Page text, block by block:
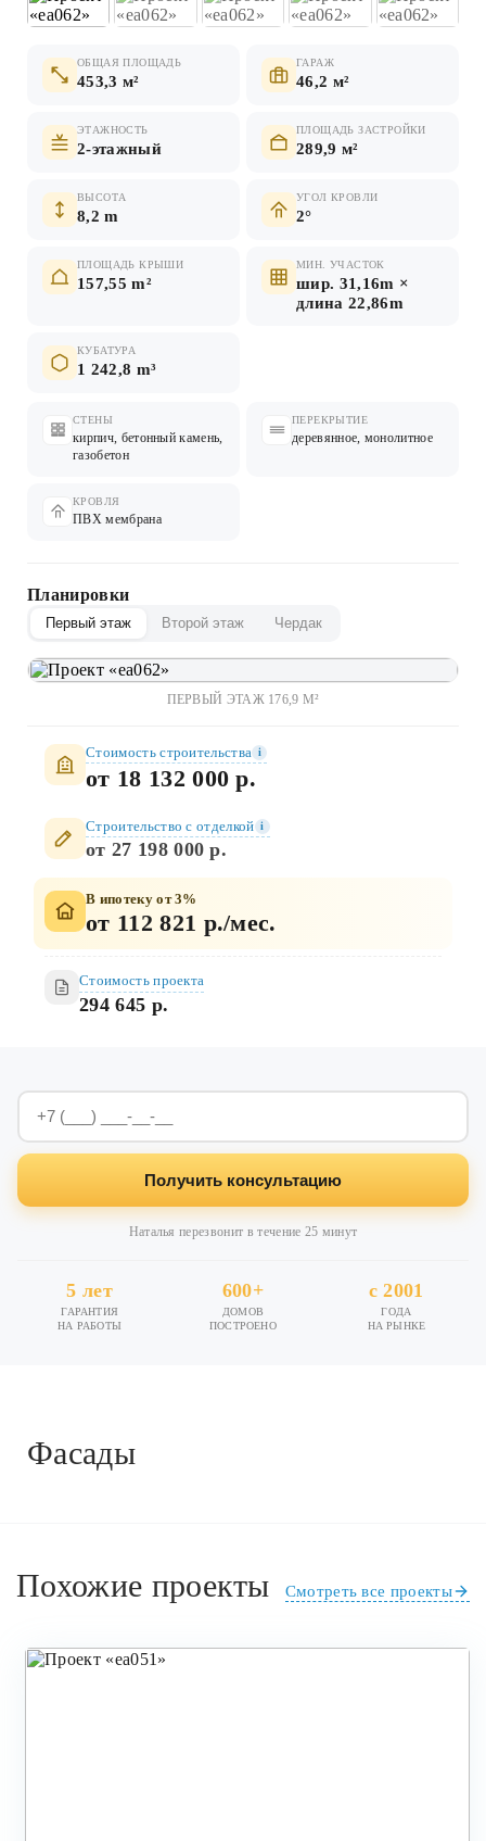
ОБЩАЯ ПЛОЩАДЬ
453,3 м²
ГАРАЖ
46,2 м²
ЭТАЖНОСТЬ
2-этажный
ПЛОЩАДЬ ЗАСТРОЙКИ
289,9 м²
ВЫСОТА
8,2 m
УГОЛ КРОВЛИ
2°
ПЛОЩАДЬ КРЫШИ
157,55 m²
МИН. УЧАСТОК
шир. 31,16m ×
длина 22,86m
КУБАТУРА
1 242,8 m³
СТЕНЫ
кирпич, бетонный камень,
газобетон
ПЕРЕКРЫТИЕ
деревянное, монолитное
КРОВЛЯ
ПВХ мембрана
Планировки
Первый этаж Второй этаж Чердак
ПЕРВЫЙ ЭТАЖ 176,9 М²
Стоимость строительства i
от 18 132 000 р.
Строительство c отделкой i
от 27 198 000 р.
В ипотеку от 3%
от 112 821 р./мес.
Стоимость проекта
294 645 р.
Получить консультацию
Наталья перезвонит в течение 25 минут
5 лет
ГАРАНТИЯ
НА РАБОТЫ
600+
ДОМОВ
ПОСТРОЕНО
с 2001
ГОДА
НА РЫНКЕ
Фасады
Похожие проекты Смотреть все проекты